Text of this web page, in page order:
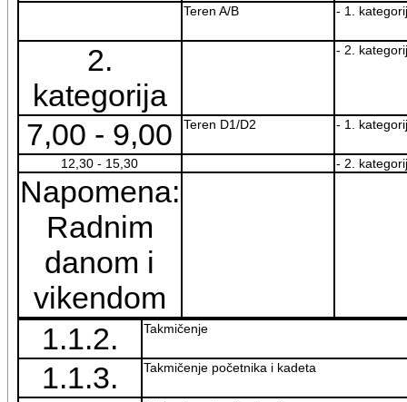
Teren A/B - 1.
2.
kategorija
- 2.
7,00 - 9,00 Teren D1/D2 - 1.
12,30 - 15,30 - 2.
Napomena:
Radnim
danom i
vikendom
1.1.2.
Takmičenje
1.1.3. Takmičenje početnika i kadeta